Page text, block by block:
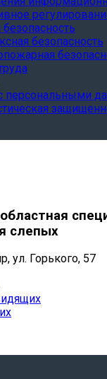
безопасность
персональными
слепых
ул. Горького, 57